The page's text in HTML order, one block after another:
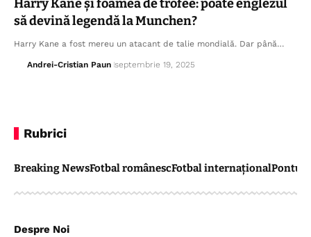
Harry Kane și foamea de trofee: poate englezul
să devină legendă la Munchen?
Harry Kane a fost mereu un atacant de talie mondială. Dar până…
Andrei-Cristian Paun septembrie 19, 2025
Rubrici
Breaking NewsFotbal românescFotbal internaționalPontul
Despre Noi